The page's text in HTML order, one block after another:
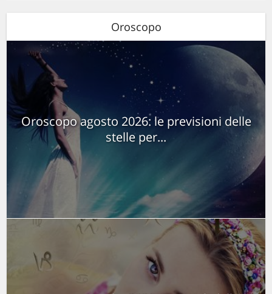
Oroscopo
Oroscopo agosto 2026: le previsioni delle
stelle per...